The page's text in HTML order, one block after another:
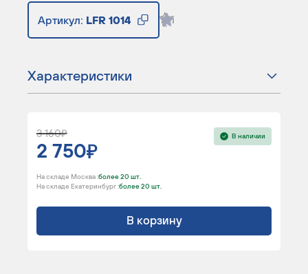
Артикул: LFR 1014
Характеристики
3 160
2 750
В наличии
На складе Москва :более 20 шт.
На складе Екатеринбург :более 20 шт.
В корзину